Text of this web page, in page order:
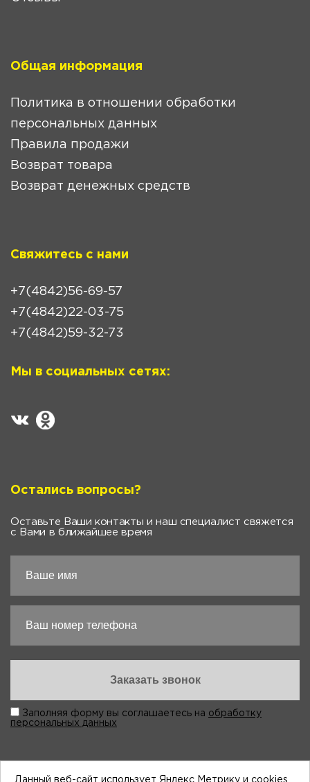
Общая информация
Политика в отношении обработки
персональных данных
Правила продажи
Возврат товара
Возврат денежных средств
Свяжитесь с нами
+7(4842)56-69-57
+7(4842)22-03-75
+7(4842)59-32-73
Мы в социальных сетях:
Остались вопросы?
Оставьте Ваши контакты и наш специалист свяжется
с Вами в ближайшее время
Заполняя форму вы соглашаетесь на обработку
персональных данных
Данный веб-сайт использует Яндекс Метрику и cookies